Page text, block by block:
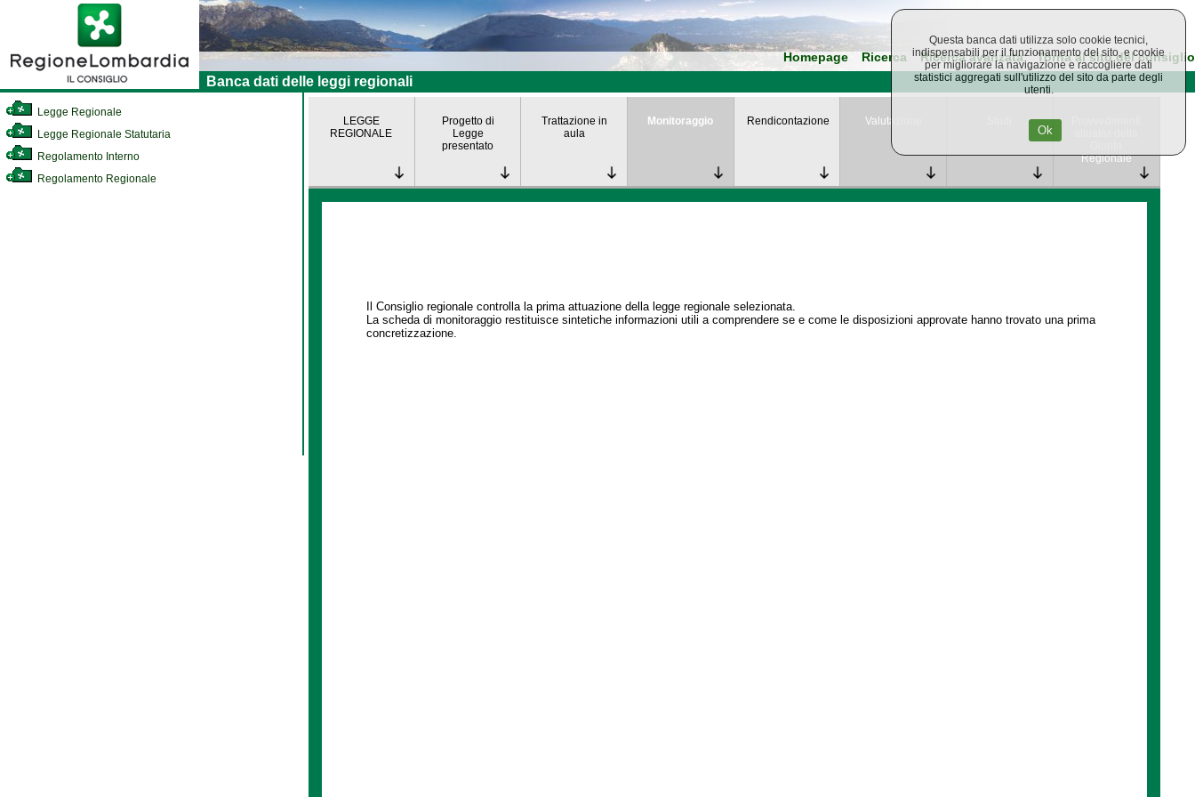
Homepage Ricerca Ricerca avanzata Torna al sito del consiglio
Banca dati delle leggi regionali
Legge Regionale
Legge Regionale Statutaria
Regolamento Interno
Regolamento Regionale
LEGGE
REGIONALE
Progetto di
Legge
presentato
Trattazione in
aula
Monitoraggio Rendicontazione Valutazione
Regionale
Il Consiglio regionale controlla la prima attuazione della legge regionale selezionata.
La scheda di monitoraggio restituisce sintetiche informazioni utili a comprendere se e come le disposizioni approvate hanno trovato una prima
concretizzazione.
Questa banca dati utilizza solo cookie tecnici,
indispensabili per il funzionamento del sito, e cookie
per migliorare la navigazione e raccogliere dati
statistici aggregati sull'utilizzo del sito da parte degli
utenti.
Ok